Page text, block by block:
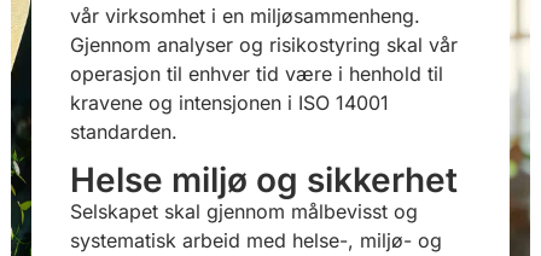
vår virksomhet i en miljøsammenheng.
Gjennom analyser og risikostyring skal vår
operasjon til enhver tid være i henhold til
kravene og intensjonen i ISO 14001
standarden.
Helse miljø og sikkerhet
Selskapet skal gjennom målbevisst og
systematisk arbeid med helse-, miljø- og